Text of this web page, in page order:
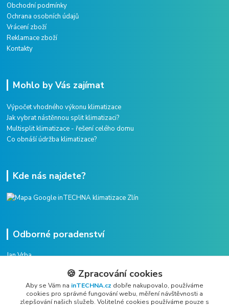
Obchodní podmínky
Ochrana osobních údajů
Vrácení zboží
Reklamace zboží
Kontakty
Mohlo by Vás zajímat
Výpočet vhodného výkonu klimatizace
Jak vybrat nástěnnou split klimatizaci?
Multisplit klimatizace - řešení celého domu
Co obnáší údržba klimatizace?
Kde nás najdete?
Odborné poradenství
Jan Vrba
vrba@intechna.cz
🍪 Zpracování cookies
Aby se Vám na inTECHNA.cz dobře nakupovalo, používáme
cookies pro správné fungování webu, měření návštěvnosti a
zlepšování našich služeb. Volitelné cookies používáme pouze s